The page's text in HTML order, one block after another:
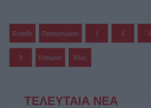
Έναρξη Προηγούμενο 1 2 3
5 Επόμενο Τέλος
ΤΕΛΕΥΤΑΙΑ ΝΕΑ